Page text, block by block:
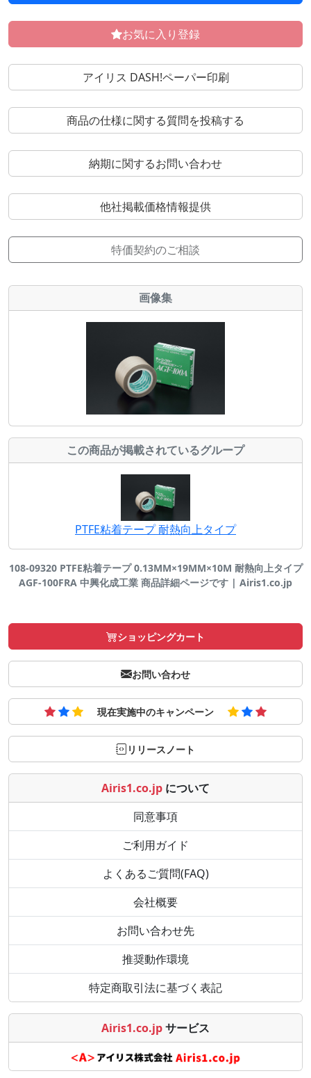
お気に入り登録
アイリス DASH!ペーパー印刷
商品の仕様に関する質問を投稿する
納期に関するお問い合わせ
他社掲載価格情報提供
特価契約のご相談
画像集
この商品が掲載されているグループ
PTFE粘着テープ 耐熱向上タイプ
108-09320 PTFE粘着テープ 0.13MM×19MM×10M 耐熱向上タイプ
AGF-100FRA 中興化成工業 商品詳細ページです | Airis1.co.jp
ショッピングカート
お問い合わせ
現在実施中のキャンペーン
リリースノート
Airis1.co.jp について
同意事項
ご利用ガイド
よくあるご質問(FAQ)
会社概要
お問い合わせ先
推奨動作環境
特定商取引法に基づく表記
Airis1.co.jpサービス